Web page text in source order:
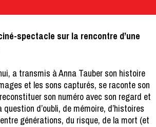
spectacle sur la rencontre d’une
a transmis à Anna Tauber son histoire
et les sons capturés, se raconte son
son numéro avec son regard et
d’oubli, de mémoire, d’histoires
générations, du risque, de la mort (et